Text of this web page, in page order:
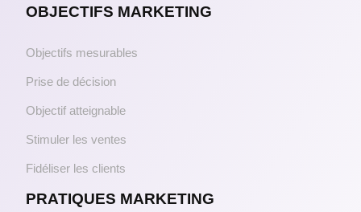
OBJECTIFS MARKETING
Objectifs mesurables
Prise de décision
Objectif atteignable
Stimuler les ventes
Fidéliser les clients
PRATIQUES MARKETING